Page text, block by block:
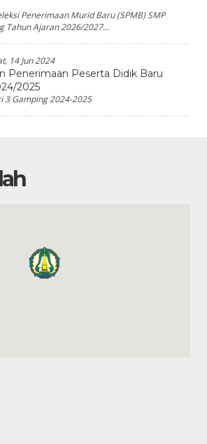
Penerimaan Murid Baru (SPMB) SMP
Tahun Ajaran 2026/2027...
14 Jun 2024
Penerimaan Peserta Didik Baru
2025
3 Gamping 2024-2025